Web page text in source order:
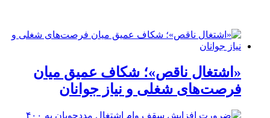
«اشتغال ناقص»؛ شکاف عمیق میان
فرصت‌های شغلی و نیاز جوانان